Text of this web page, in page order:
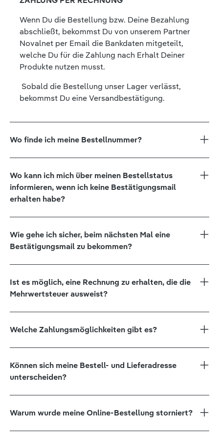
Wenn Du die Bestellung bzw. Deine Bezahlung
abschließt, bekommst Du von unserem Partner
Novalnet per Email die Bankdaten mitgeteilt,
welche Du für die Zahlung nach Erhalt Deiner
Produkte nutzen musst.
Sobald die Bestellung unser Lager verlässt,
bekommst Du eine Versandbestätigung.
Wo finde ich meine Bestellnummer?
Wo kann ich mich über meinen Bestellstatus
informieren, wenn ich keine Bestätigungsmail
erhalten habe?
Wie gehe ich sicher, beim nächsten Mal eine
Bestätigungsmail zu bekommen?
Ist es möglich, eine Rechnung zu erhalten, die die
Mehrwertsteuer ausweist?
Welche Zahlungsmöglichkeiten gibt es?
Können sich meine Bestell- und Lieferadresse
unterscheiden?
Warum wurde meine Online-Bestellung storniert?